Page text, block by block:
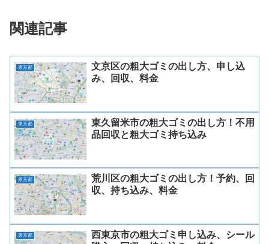
関連記事
東京都
文京区の粗大ゴミの出し方、申し込
み、回収、料金
東京都
東久留米市の粗大ゴミの出し方！不用
品回収と粗大ゴミ持ち込み
東京都
荒川区の粗大ゴミの出し方！予約、回
収、持ち込み、料金
東京都
西東京市の粗大ゴミ申し込み、シール